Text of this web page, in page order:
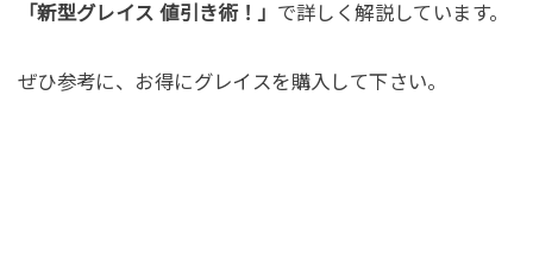
「新型グレイス 値引き術！」 で詳しく解説しています。
ぜひ参考に、お得にグレイスを購入して下さい。